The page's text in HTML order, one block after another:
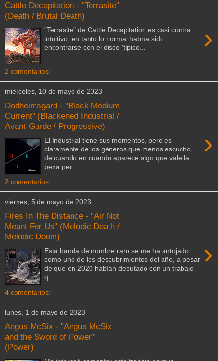
Cattle Decapitation - "Terrasite"
(Death / Brutal Death)
›
"Terrasite" de Cattle Decapitation es casi contra
intuitivo, en tanto lo normal habría sido
encontrarse con el disco 'típico...
2 comentarios:
miércoles, 10 de mayo de 2023
Dodheimsgard - "Black Medium
Current" (Blackened Industrial /
Avant-Garde / Progressive)
›
El Industrial tiene sus momentos, pero es
claramente de los géneros que menos escucho,
de cuando en cuando aparece algo que vale la
pena per...
2 comentarios:
viernes, 5 de mayo de 2023
Fires In The Distance - "Air Not
Meant For Us" (Melodic Death /
Melodic Doom)
›
Esta banda de nombre raro se me ha antojado
como uno de los descubrimientos del año, a pesar
de que en 2020 habían debutado con un trabajo
q...
4 comentarios:
lunes, 1 de mayo de 2023
Angus McSix - "Angus McSix
and the Sword of Power"
(Power)